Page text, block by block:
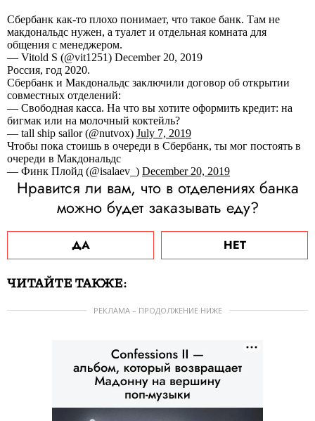
Сбербанк как-то плохо понимает, что такое банк. Там не
макдональдс нужен, а туалет и отдельная комната для
общения с менеджером.
— Vitold S (@vit1251) December 20, 2019
Россия, год 2020.
Сбербанк и Макдональдс заключили договор об открытии
совместных отделений:
— Свободная касса. На что вы хотите оформить кредит: на
бигмак или на молочный коктейль?
— tall ship sailor (@nutvox) July 7, 2019
Чтобы пока стоишь в очереди в Сбербанк, ты мог постоять в
очереди в Макдональдс
— Финк Плойд (@isalaev_) December 20, 2019
Нравится ли вам, что в отделениях банка
можно будет заказывать еду?
ДА НЕТ
ЧИТАЙТЕ ТАКЖЕ:
РЕКЛАМА – ПРОДОЛЖЕНИЕ НИЖЕ